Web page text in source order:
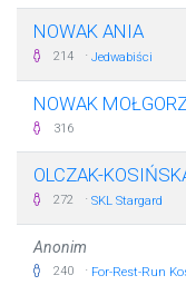
NOWAK ANIA
214 · Jedwabiści
NOWAK
316
OLCZAK-
272 · SKL Stargard
Anonim
240 · For-Rest-Run